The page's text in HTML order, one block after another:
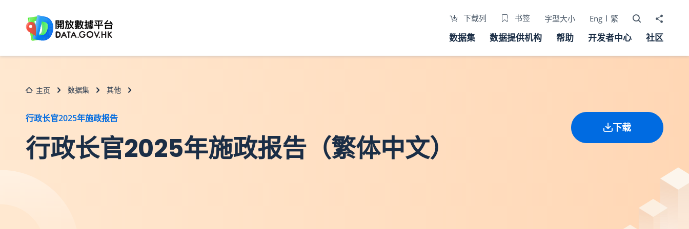
下载列 书签 字型大小 Eng 繁 打开搜寻器
分享至
数据集 数据提供机构 帮助 开发者中心 社区
主页 数据集 其他
行政长官2025年施政报告
行政长官2025年施政报告（繁体中文）
下载